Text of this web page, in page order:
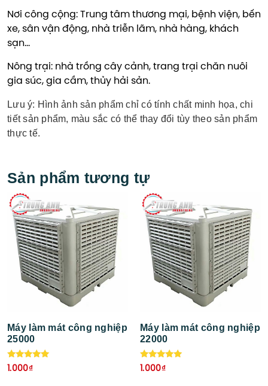
Nơi công cộng: Trung tâm thương mại, bệnh viện, bến
xe, sân vận động, nhà triễn lãm, nhà hàng, khách
sạn…
Nông trại: nhà trồng cây cảnh, trang trại chăn nuôi
gia súc, gia cầm, thủy hải sản.
Lưu ý: Hình ảnh sản phẩm chỉ có tính chất minh họa, chi
tiết sản phẩm, màu sắc có thể thay đổi tùy theo sản phẩm
thực tế.
Sản phẩm tương tự
Máy làm mát công nghiệp
25000
Được xếp
hạng
1.000₫
Máy làm mát công nghiệp
22000
Được xếp
hạng
1.000₫